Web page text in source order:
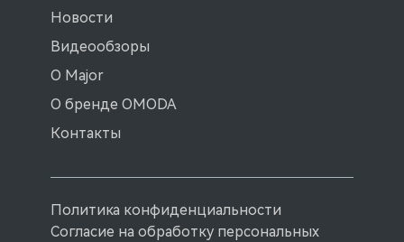
Новости
Видеообзоры
О Major
О бренде OMODA
Контакты
Политика конфиденциальности
Согласие на обработку персональных